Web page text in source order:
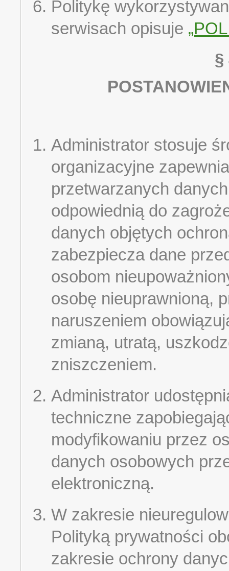
Politykę
serwisach opisuje
§
Administrator stosuje
organizacyjne
przetwarzanych
odpowiednią do
danych objętych
zabezpiecza dane
osobom
osobę nieuprawnioną,
naruszeniem
zmianą, utratą,
zniszczeniem.
Administrator
techniczne
modyfikowaniu przez
danych osobowych
elektroniczną.
W zakresie
Polityką prywatności
zakresie ochrony